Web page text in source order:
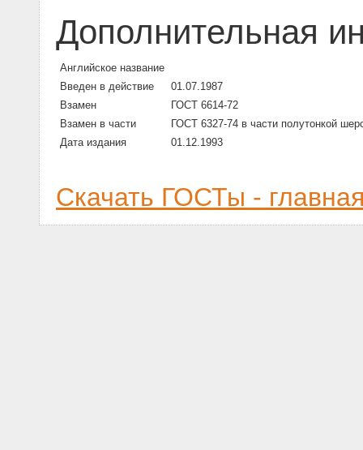
Дополнительная
Английское название
Введен в действие
01.07.1987
Взамен
ГОСТ 6614-72
Взамен в части
ГОСТ 6327-74 в части полутонкой
Дата издания
01.12.1993
Скачать ГОСТы -